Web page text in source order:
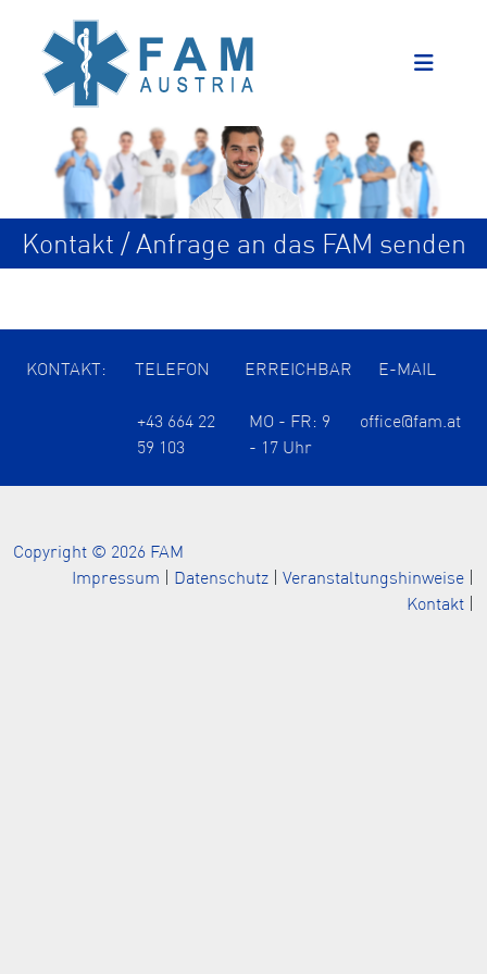
Kontakt / Anfrage an das FAM senden
KONTAKT: TELEFON ERREICHBAR E-MAIL
+43 664 22
59 103
MO - FR: 9
- 17 Uhr
office@fam.at
Copyright © 2026 FAM
Impressum
Datenschutz Veranstaltungshinweise
Kontakt